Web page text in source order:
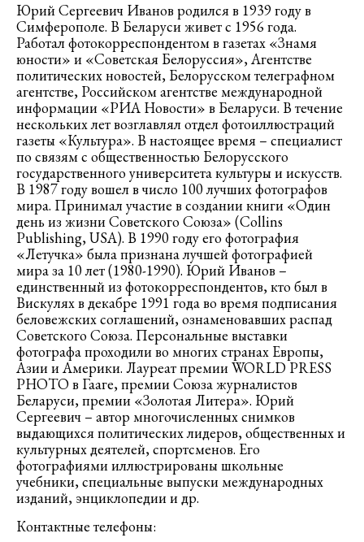
Юрий Сергеевич Иванов родился в 1939 году в
Симферополе. В Беларуси живет с 1956 года.
Работал фотокорреспондентом в газетах «Знамя
юности» и «Советская Белоруссия», Агентстве
политических новостей, Белорусском телеграфном
агентстве, Российском агентстве международной
информации «РИА Новости» в Беларуси. В течение
нескольких лет возглавлял отдел фотоиллюстраций
газеты «Культура». В настоящее время – специалист
по связям с общественностью Белорусского
государственного университета культуры и искусств.
В 1987 году вошел в число 100 лучших фотографов
мира. Принимал участие в создании книги «Один
день из жизни Советского Союза» (Collins
Publishing, USA). В 1990 году его фотография
«Летучка» была признана лучшей фотографией
мира за 10 лет (1980-1990). Юрий Иванов –
единственный из фотокорреспондентов, кто был в
Вискулях в декабре 1991 года во время подписания
беловежских соглашений, ознаменовавших распад
Советского Союза. Персональные выставки
фотографа проходили во многих странах Европы,
Азии и Америки. Лауреат премии WORLD PRESS
PHOTO в Гааге, премии Союза журналистов
Беларуси, премии «Золотая Литера». Юрий
Сергеевич – автор многочисленных снимков
выдающихся политических лидеров, общественных и
культурных деятелей, спортсменов. Его
фотографиями иллюстрированы школьные
учебники, специальные выпуски международных
изданий, энциклопедии и др.
Контактные телефоны: